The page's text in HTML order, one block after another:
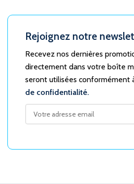
Rejoignez notre
Recevez nos dernières
directement dans votre boîte
seront utilisées conformément
de confidentialité.